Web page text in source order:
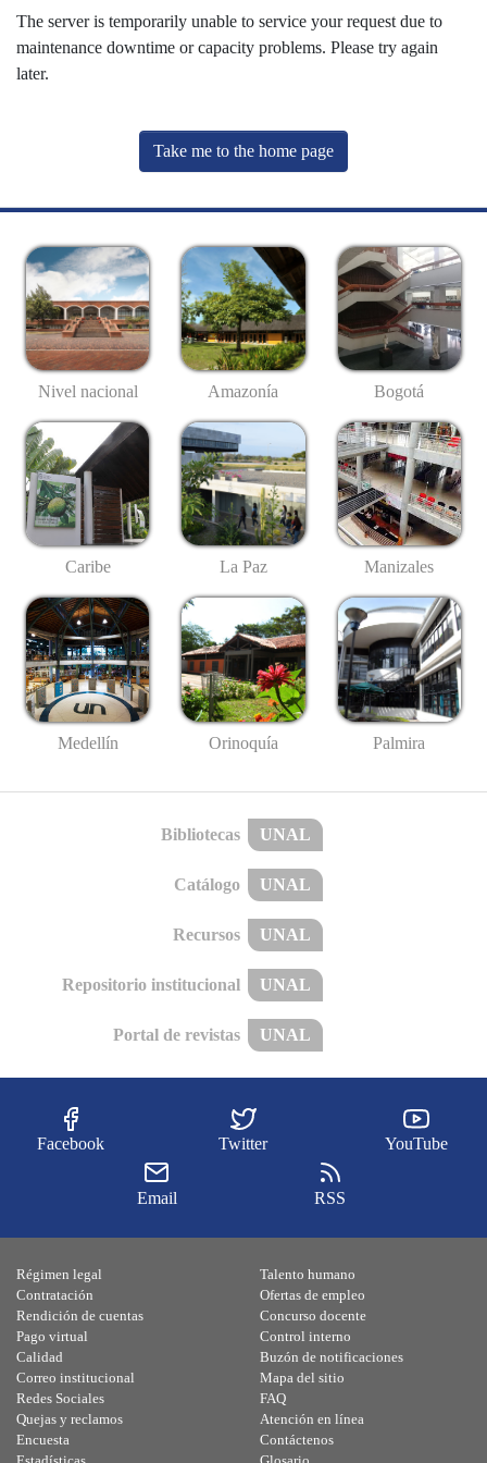
The server is temporarily unable to service your request due to
maintenance downtime or capacity problems. Please try again
later.
Take me to the home page
Nivel nacional Amazonía Bogotá
Caribe La Paz Manizales
Medellín Orinoquía Palmira
Bibliotecas UNAL
Catálogo UNAL
Recursos UNAL
Repositorio institucional UNAL
Portal de revistas UNAL
Facebook Twitter YouTube
Email RSS
Régimen legal
Contratación
Rendición de cuentas
Pago virtual
Calidad
Talento humano
Ofertas de empleo
Concurso docente
Control interno
Buzón de notificaciones
Correo institucional
Redes Sociales
Quejas y reclamos
Encuesta
Mapa del sitio
FAQ
Atención en línea
Contáctenos